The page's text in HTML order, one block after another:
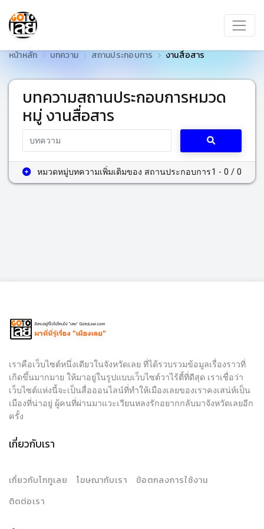
หน้าหลัก บทความ สถานประกอบการ งานสื่อสาร
บทความสถานประกอบการหมวด
หมู่ งานสื่อสาร
1 - 0 / 0
หมวดหมู่บทความเพิ่มเติมของ สถานประกอบการ
เราคือเว็บไซต์หนึ่งเดียวในจังหวัดเลย ที่ได้รวบรวมข้อมูลเรื่องราวที่
เกิดขึ้นมากมาย ให้มาอยู่ในรูปแบบเว็บไซต์วาไร้ตี้ที่ดีสุด เราเชื่อว่า
เว็บไซต์แห่งนี้จะเป็นสื่อออนไลน์ที่ทำให้เมืองเลยของเราคงเสน่ห์เป็น
เมืองที่น่าอยู่ ผู้คนที่ผ่านมาแวะเวียนหลงรักอยากกลับมาจังหวัดเลยอีก
ครั้ง
เกี่ยวกับเรา
เกี่ยวกับโกทูเลย โฆษณากับเรา
ข้อตกลงการใช้งาน
ติดต่อเรา